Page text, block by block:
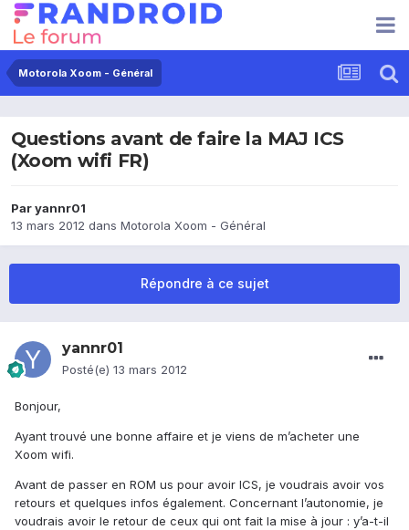
Motorola Xoom - Général
Questions avant de faire la MAJ ICS
(Xoom wifi FR)
Paryannr01
13 mars 2012 dans Motorola Xoom - Général
Répondre à ce sujet
yannr01
Posté(e) 13 mars 2012
Bonjour,
Ayant trouvé une bonne affaire et je viens de m’acheter une
Xoom wifi.
Avant de passer en ROM us pour avoir ICS, je voudrais avoir vos
retours et quelques infos également. Concernant l’autonomie, je
voudrais avoir le retour de ceux qui ont fait la mise à jour : y’a-t-il